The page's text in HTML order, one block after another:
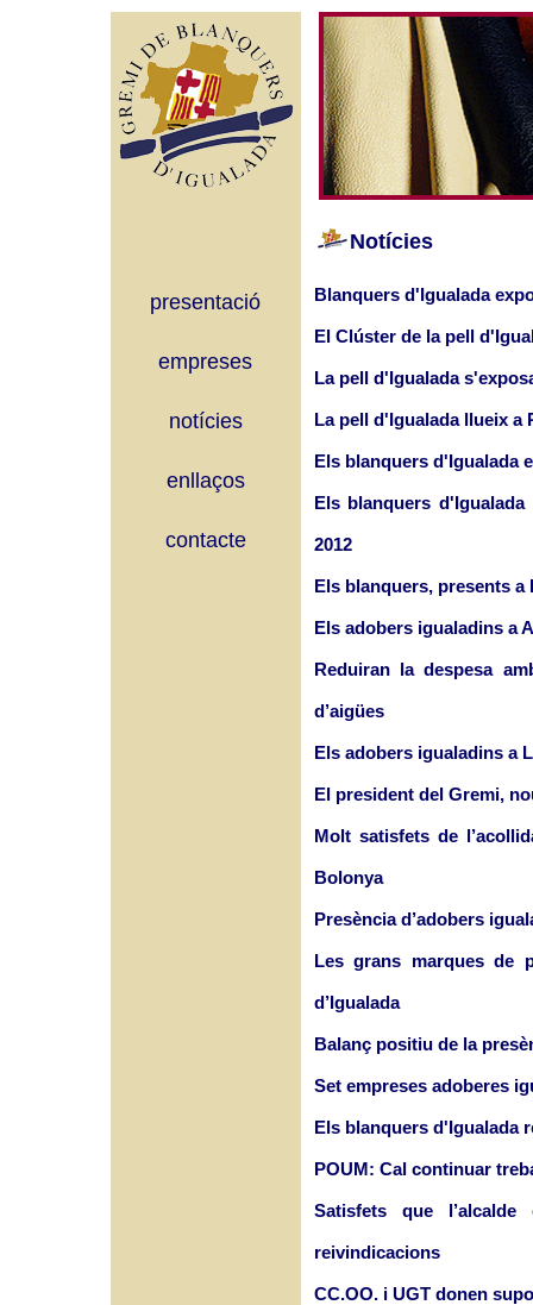
presentació
empreses
notícies
enllaços
contacte
Notícies
Blanquers d'Igualada
El Clúster de la pell
La pell d'Igualada
La pell d'Igualada llueix a
Els blanquers d'Igualada
Els blanquers
2012
Els blanquers, presents a
Els adobers igualadins a
Reduiran la despesa
d’aigües
Els adobers igualadins a
El president del Gremi,
Molt satisfets de
Bolonya
Presència d’adobers
Les grans marques de
d’Igualada
Balanç positiu de la
Set empreses adoberes
Els blanquers d'Igualada
POUM: Cal continuar
Satisfets que
reivindicacions
CC.OO. i UGT donen